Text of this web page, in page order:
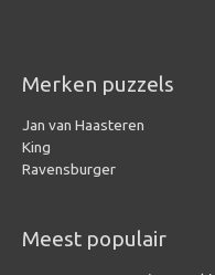
Merken puzzels
Jan van Haasteren
King
Ravensburger
Meest populair